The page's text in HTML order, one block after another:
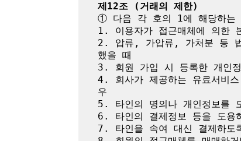
제12조 (거래의 제한)
① 다음 각 호의 1에 해당하는
1. 이용자가 접근매체에 의한
2. 압류, 가압류, 가처분 등 법
했을 때
3. 회원 가입 시 등록한 개인
4. 회사가 제공하는 유료서비
우
5. 타인의 명의나 개인정보를
6. 타인의 결제정보 등을 도용
7. 타인을 속여 대신 결제하